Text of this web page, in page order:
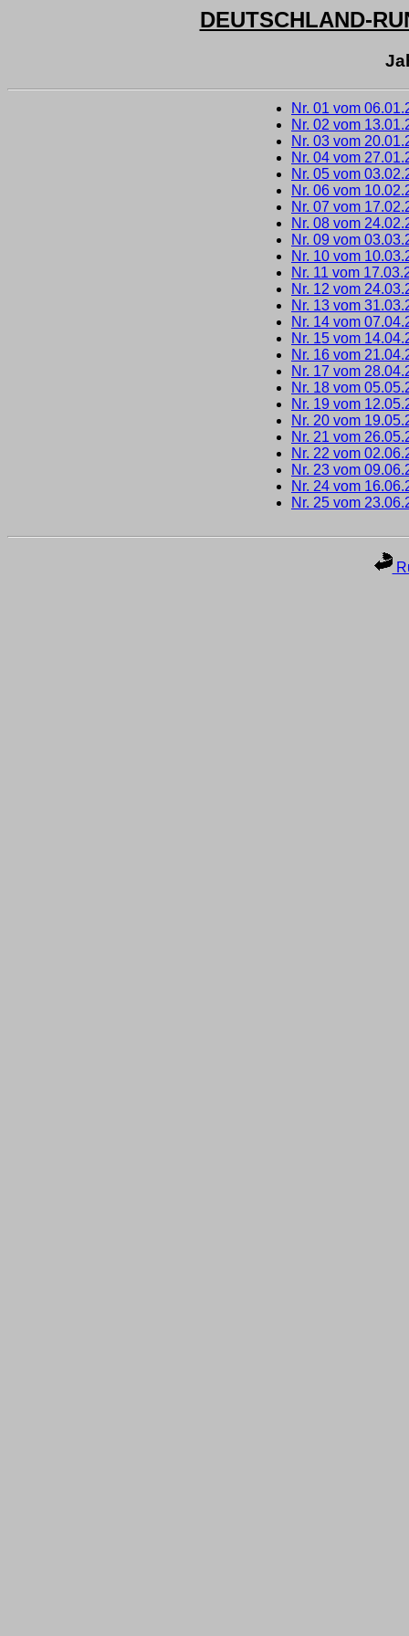
DEUTSCHLAND-
Nr. 01 vom
Nr. 02 vom
Nr. 03 vom
Nr. 04 vom
Nr. 05 vom
Nr. 06 vom
Nr. 07 vom
Nr. 08 vom
Nr. 09 vom
Nr. 10 vom
Nr. 11 vom
Nr. 12 vom
Nr. 13 vom
Nr. 14 vom
Nr. 15 vom
Nr. 16 vom
Nr. 17 vom
Nr. 18 vom
Nr. 19 vom
Nr. 20 vom
Nr. 21 vom
Nr. 22 vom
Nr. 23 vom
Nr. 24 vom
Nr. 25 vom